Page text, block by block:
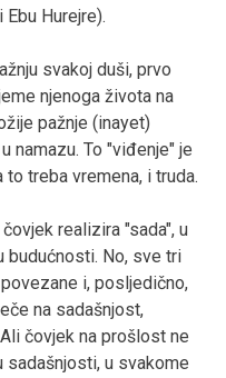
Hurejre).
svakoj duši, prvo
njenoga života na
pažnje (inayet)
namazu. To "viđenje" je
treba vremena, i truda.
realizira "sada", u
budućnosti. No, sve tri
i, posljedično,
na sadašnjost,
čovjek na prošlost ne
sadašnjosti, u svakome